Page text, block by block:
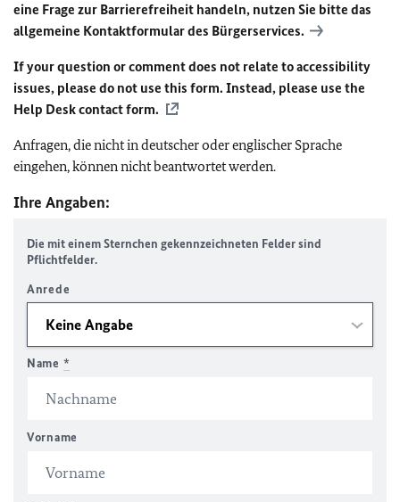
eine Frage zur Barrierefreiheit handeln, nutzen Sie bitte das
allgemeine Kontaktformular des Bürgerservices.
If your question or comment does not relate to accessibility
issues, please do not use this form. Instead, please use the
Help Desk contact form.
Anfragen, die nicht in deutscher oder englischer Sprache
eingehen, können nicht beantwortet werden.
Ihre Angaben:
Die mit einem Sternchen gekennzeichneten Felder sind
Pflichtfelder.
Anrede
Name *
Vorname